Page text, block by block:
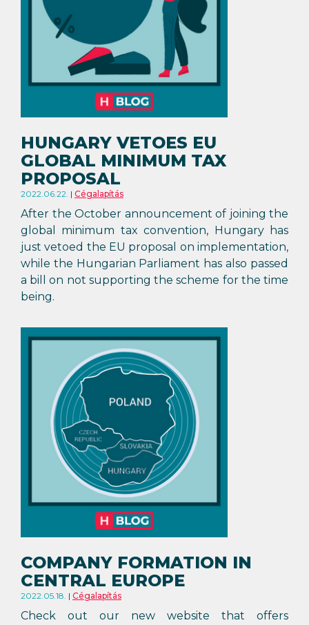
HUNGARY VETOES EU
GLOBAL MINIMUM TAX
PROPOSAL
2022.06.22. Cégalapítás
After the October announcement of joining the
global minimum tax convention, Hungary has
just vetoed the EU proposal on implementation,
while the Hungarian Parliament has also passed
a bill on not supporting the scheme for the time
being.
COMPANY FORMATION IN
CENTRAL EUROPE
2022.05.18. Cégalapítás
Check out our new website that offers